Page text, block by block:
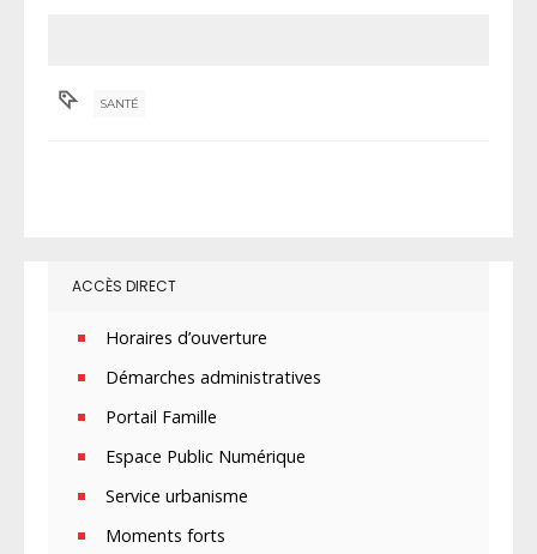
SANTÉ
ACCÈS DIRECT
Horaires d’ouverture
Démarches administratives
Portail Famille
Espace Public Numérique
Service urbanisme
Moments forts